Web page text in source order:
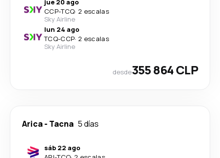
jue 20 ago
CCP-TCQ· 2 escalas
Sky Airline
lun 24 ago
TCQ-CCP· 2 escalas
Sky Airline
desde355 864 CLP
Arica- Tacna 5 días
sáb 22 ago